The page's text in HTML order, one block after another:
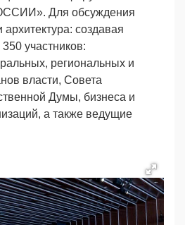
Для обсуждения
создавая
участников:
региональных и
власти, Совета
Думы, бизнеса и
а также ведущие